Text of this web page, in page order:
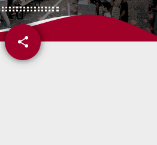
share
email